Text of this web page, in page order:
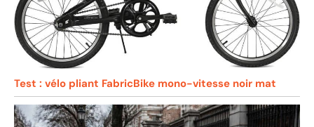
Test : vélo pliant FabricBike mono-vitesse noir mat